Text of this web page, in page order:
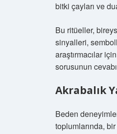
bitki çayları ve
Bu ritüeller,
sinyalleri,
araştırmacılar
sorusunun
Akrabalık
Beden
toplumlarında,